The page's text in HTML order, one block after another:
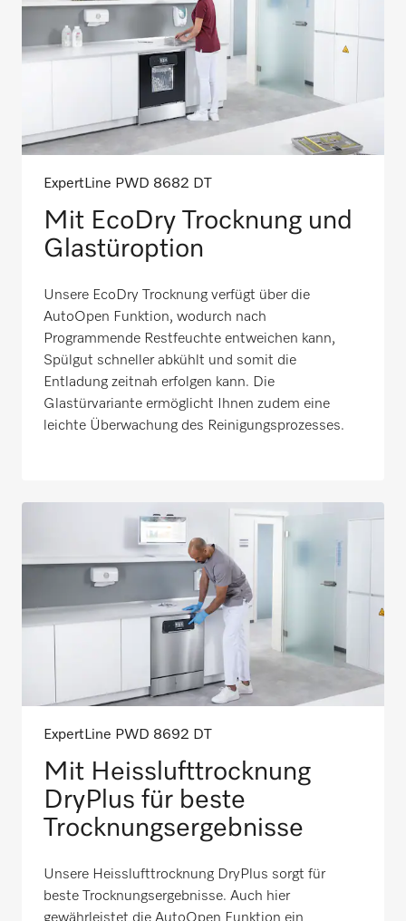
ExpertLine PWD 8682 DT
Mit EcoDry Trocknung und
Glastüroption
Unsere EcoDry Trocknung verfügt über die
AutoOpen Funktion, wodurch nach
Programmende Restfeuchte entweichen kann,
Spülgut schneller abkühlt und somit die
Entladung zeitnah erfolgen kann. Die
Glastürvariante ermöglicht Ihnen zudem eine
leichte Überwachung des Reinigungsprozesses.
ExpertLine PWD 8692 DT
Mit Heisslufttrocknung
DryPlus für beste
Trocknungsergebnisse
Unsere Heisslufttrocknung DryPlus sorgt für
beste Trocknungsergebnisse. Auch hier
gewährleistet die AutoOpen Funktion ein